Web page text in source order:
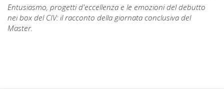
Entusiasmo, progetti d'eccellenza e le emozioni del debutto
nei box del CIV: il racconto della giornata conclusiva del
Master.